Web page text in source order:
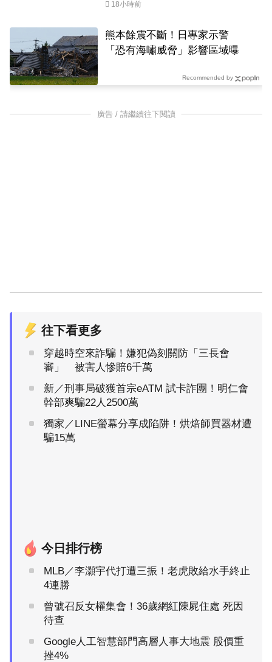
18小時前
熊本餘震不斷！日專家示警
「恐有海嘯威脅」影響區域曝
Recommended by
廣告 / 請繼續往下閱讀
往下看更多
穿越時空來詐騙！嫌犯偽刻關防「三長會
審」 被害人慘賠6千萬
新／刑事局破獲首宗eATM 試卡詐團！明仁會
幹部爽騙22人2500萬
獨家／LINE螢幕分享成陷阱！烘焙師買器材遭
騙15萬
今日排行榜
MLB／李灝宇代打遭三振！老虎敗給水手終止
4連勝
曾號召反女權集會！36歲網紅陳屍住處 死因
待查
Google人工智慧部門高層人事大地震 股價重
挫4%